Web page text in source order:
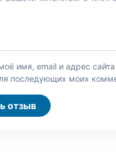
имя, email и адрес
последующих моих
Отправить отзыв